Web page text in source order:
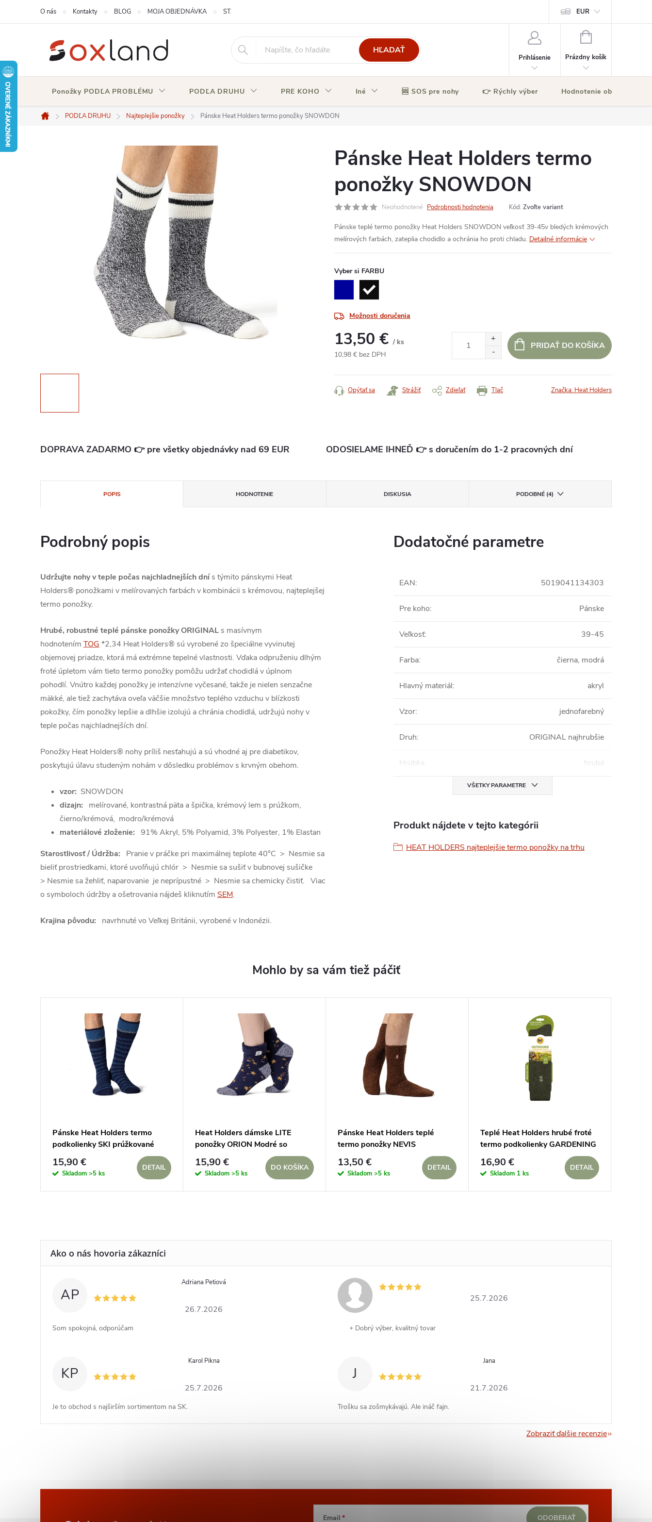
O nás Kontakty BLOG MOJA OBJEDNÁVKA STAV OBJEDNÁVKY EUR
HĽADAŤ
Prihlásenie
NÁKUPNÝ
Prázdny košík
Ponožky PODĽA PROBLÉMU PODĽA DRUHU PRE KOHO Iné 🆘 SOS pre nohy 👉 Rýchly výber Hodnotenie obchodu
Domov
PODĽA DRUHU Najteplejšie ponožky Pánske Heat Holders termo ponožky SNOWDON
Pánske Heat Holders termo
ponožky SNOWDON
Neohodnotené Podrobnosti hodnotenia Kód: Zvoľte variant
Pánske teplé termo ponožky Heat Holders SNOWDON veľkosť 39-45v bledých krémových
melírových farbách, zateplia chodidlo a ochránia ho proti chladu. Detailné informácie
Vyber si FARBU
Možnosti doručenia
13,50 € / ks
10,98 € bez DPH
cena:
PRIDAŤ DO KOŠÍKA
Tlač
Opýtať sa Strážiť Zdieľať Značka: Heat Holders
DOPRAVA ZADARMO 👉 pre všetky objednávky nad 69 EUR ODOSIELAME IHNEĎ 👉 s doručením do 1-2 pracovných dní
POPIS HODNOTENIE DISKUSIA PODOBNÉ (4)
Podrobný popis
Udržujte nohy v teple počas najchladnejších dnís týmito pánskymi Heat
Holders® ponožkami v melírovaných farbách v kombinácii s krémovou, najteplejšej
termo ponožky.
Hrubé, robustné teplé pánske ponožky ORIGINAL s masívnym
hodnotením TOG *2,34 Heat Holders® sú vyrobené zo špeciálne vyvinutej
objemovej priadze, ktorá má extrémne tepelné vlastnosti. Vďaka odpruženiu dlhým
froté úpletom vám tieto termo ponožky pomôžu udržať chodidlá v úplnom
pohodlí. Vnútro každej ponožky je intenzívne vyčesané, takže je nielen senzačne
mäkké, ale tiež zachytáva oveľa väčšie množstvo teplého vzduchu v blízkosti
pokožky, čím ponožky lepšie a dlhšie izolujú a chránia chodidlá, udržujú nohy v
teple počas najchladnejších dní.
Ponožky Heat Holders® nohy príliš nesťahujú a sú vhodné aj pre diabetikov,
poskytujú úľavu studeným nohám v dôsledku problémov s krvným obehom.
vzor: SNOWDON
dizajn: melírované, kontrastná päta a špička, krémový lem s prúžkom,
čierno/krémová, modro/krémová
materiálové zloženie: 91% Akryl, 5% Polyamid, 3% Polyester, 1% Elastan
Starostlivosť / Údržba: Pranie v práčke pri maximálnej teplote 40°C > Nesmie sa
bieliť prostriedkami, ktoré uvoľňujú chlór > Nesmie sa sušiť v bubnovej sušičke
> Nesmie sa žehliť, naparovanie je neprípustné > Nesmie sa chemicky čistiť. Viac
o symboloch údržby a ošetrovania nájdeš kliknutím SEM.
Krajina pôvodu: navrhnuté vo Veľkej Británii, vyrobené v Indonézii.
Dodatočné parametre
EAN: 5019041134303
Pre koho: Pánske
Veľkosť: 39-45
Farba: čierna, modrá
Hlavný materiál: akryl
Vzor: jednofarebný
Druh: ORIGINAL najhrubšie
Hrúbka: hrubá
VŠETKY PARAMETRE
Produkt nájdete v tejto kategórii
HEAT HOLDERS najteplejšie termo ponožky na trhu
Pánske Heat Holders termo
podkolienky SKI prúžkované
15,90 €
Skladom >5 ks
DETAIL
Heat Holders dámske LITE
ponožky ORION Modré so
Zlatými hviezdičkami
15,90 €
Skladom >5 ks
DO KOŠÍKA
Pánske Heat Holders teplé
termo ponožky NEVIS
13,50 €
Skladom >5 ks
DETAIL
Teplé Heat Holders hrubé froté
termo podkolienky GARDENING
do záhrady
16,90 €
Skladom 1 ks
DETAIL
AP
Adriana Petiová
26.7.2026
Som spokojná, odporúčam
25.7.2026
+ Dobrý výber, kvalitný tovar
KP
Karol Pikna
25.7.2026
Je to obchod s najširším sortimentom na SK.
J
Jana
21.7.2026
Trošku sa zošmykávajú. Ale ináč fajn.
Zobraziť ďalšie recenzie
Email ODOBERAŤ